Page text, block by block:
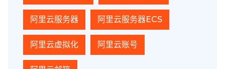
阿里云服务器 阿里云服务器ECS
阿里云虚拟化 阿里云账号